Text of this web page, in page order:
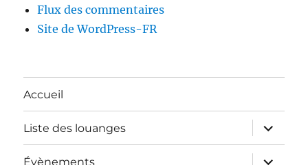
Flux des commentaires
Site de WordPress-FR
Accueil
Liste des louanges
ouvrir
le
sous-
menu
Évènements
ouvrir